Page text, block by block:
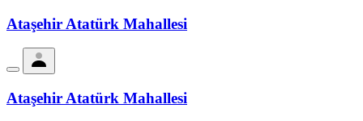
Ataşehir Atatürk Mahallesi
Ataşehir Atatürk Mahallesi